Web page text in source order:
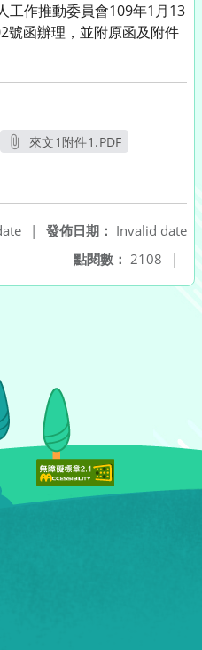
工作推動委員會109年1月13
號函辦理，並附原函及附件
來文1附件1.PDF
發佈日期： Invalid date
|
點閱數： 2108 |